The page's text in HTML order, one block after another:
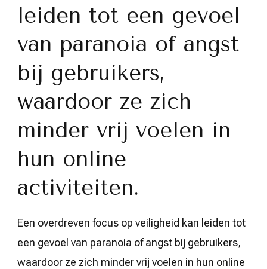
leiden tot een gevoel
van paranoia of angst
bij gebruikers,
waardoor ze zich
minder vrij voelen in
hun online
activiteiten.
Een overdreven focus op veiligheid kan leiden tot
een gevoel van paranoia of angst bij gebruikers,
waardoor ze zich minder vrij voelen in hun online